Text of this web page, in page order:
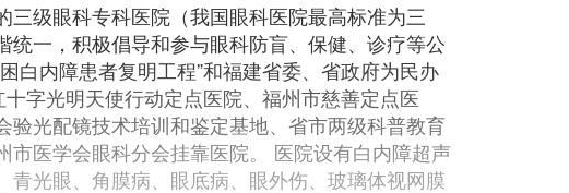
级眼科专科医院（我国眼科医院最高标准为三
一，积极倡导和参与眼科防盲、保健、诊疗等公
白内障患者复明工程”和福建省委、省政府为民办
字光明天使行动定点医院、福州市慈善定点医
光配镜技术培训和鉴定基地、省市两级科普教育
医学会眼科分会挂靠医院。 医院设有白内障超声
光眼、角膜病、眼底病、眼外伤、玻璃体视网膜